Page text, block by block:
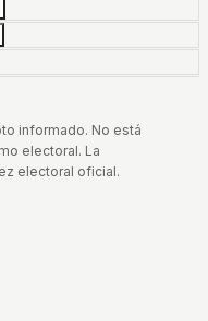
informado. No está
electoral. La
electoral oficial.